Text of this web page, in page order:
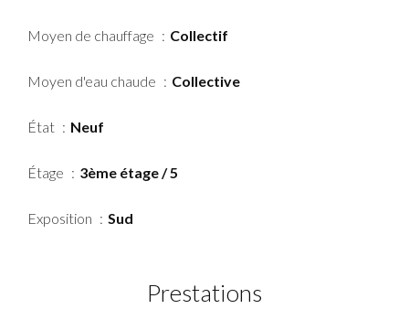
Moyen de chauffage Collectif
Moyen d'eau chaude Collective
État Neuf
Étage 3ème étage / 5
Exposition Sud
Prestations